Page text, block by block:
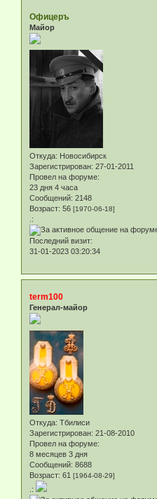
Офицеръ
Майор
Откуда: Новосибирск
Зарегистрирован: 27-01-2011
Провел на форуме:
23 дня 4 часа
Сообщений: 2148
Возраст: 56 [1970-06-18]
.:
Последний визит:
31-01-2023 03:20:34
term100
Генерал-майор
Откуда: Тбилиси
Зарегистрирован: 21-08-2010
Провел на форуме:
8 месяцев 3 дня
Сообщений: 8688
Возраст: 61 [1964-08-29]
.: